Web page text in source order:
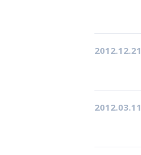
2012.12.21
2012.03.11